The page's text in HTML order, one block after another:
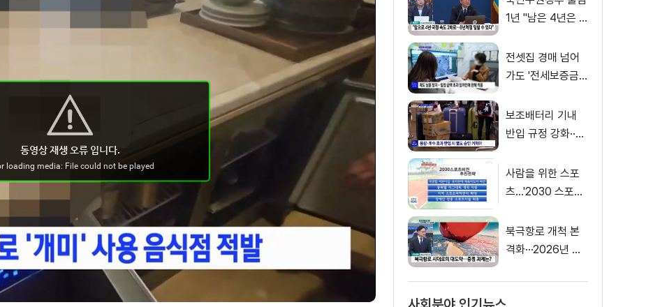
1년 "남은 4년은 8
전셋집 경매 넘어
가도 '전세보증금'
보조배터리 기내
반입 규정 강화··
사람을 위한 스포
츠…'2030 스포츠
북극항로 개척 본
격화···2026년 해
은?